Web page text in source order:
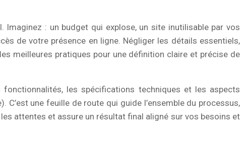
: un budget qui explose, un site inutilisable par vos
de votre présence en ligne. Négliger les détails essentiels,
meilleures pratiques pour une définition claire et précise de
les spécifications techniques et les aspects
une feuille de route qui guide l’ensemble du processus,
attentes et assure un résultat final aligné sur vos besoins et